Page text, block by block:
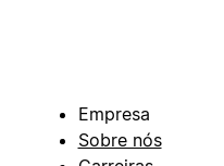
Empresa
Sobre nós